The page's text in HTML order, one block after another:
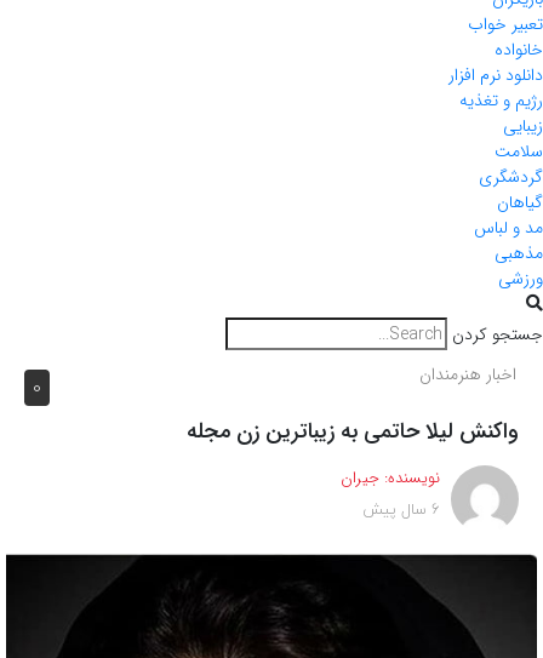
تعبیر خواب
خانواده
دانلود نرم افزار
رژیم و تغذیه
زیبایی
سلامت
گردشگری
گیاهان
مد و لباس
مذهبی
ورزشی
جستجو کردن
0 اخبار هنرمندان
واکنش لیلا حاتمی به زیباترین زن مجله
نویسنده: جیران
6 سال پیش